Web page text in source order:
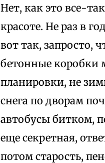
Нет, как это все-
красоте. Не раз в
вот так, запросто,
бетонные коробки
планировки, не
снега по дворам
автобусы битком,
еще секретная,
потом старость,